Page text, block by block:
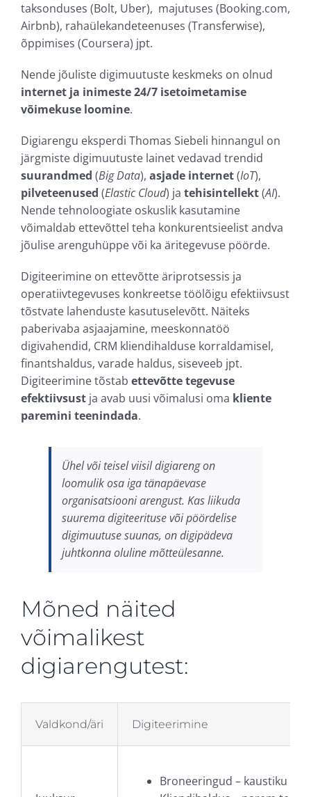
taksonduses (Bolt, Uber), majutuses (Booking.com,
Airbnb), rahaülekandeteenuses (Transferwise),
õppimises (Coursera) jpt.
Nende jõuliste digimuutuste keskmeks on olnud
internet ja inimeste 24/7 isetoimetamise
võimekuse loomine.
Digiarengu eksperdi Thomas Siebeli hinnangul on
järgmiste digimuutuste lainet vedavad trendid
suurandmed (Big Data), asjade internet(IoT),
pilveteenused (ElasticCloud) ja tehisintellekt(AI).
Nende tehnoloogiate oskuslik kasutamine
võimaldab ettevõttel teha konkurentsieelist andva
jõulise arenguhüppe või ka äritegevuse pöörde.
Digiteerimine on ettevõtte äriprotsessis ja
operatiivtegevuses konkreetse töölõigu efektiivsust
tõstvate lahenduste kasutuselevõtt. Näiteks
paberivaba asjaajamine, meeskonnatöö
digivahendid, CRM kliendihalduse korraldamisel,
finantshaldus, varade haldus, siseveeb jpt.
Digiteerimine tõstab ettevõtte tegevuse
efektiivsustja avab uusi võimalusi oma kliente
paremini teenindada.
Ühel või teisel viisil digiareng on
loomulik osa iga tänapäevase
organisatsiooni arengust. Kas liikuda
suurema digiteerituse või pöördelise
digimuutuse suunas, on digipädeva
juhtkonna oluline mõtteülesanne.
Mõned näited
võimalikest
digiarengutest:
Valdkond/äri Digiteerimine
Broneeringud – kaustiku